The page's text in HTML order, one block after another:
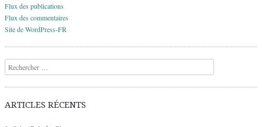
Flux des publications
Flux des commentaires
Site de WordPress-FR
Recherche
ARTICLES RÉCENTS